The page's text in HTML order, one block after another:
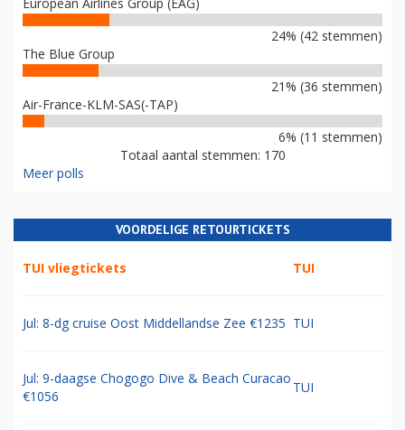
24% (42 stemmen)
The Blue Group
21% (36 stemmen)
Air-France-KLM-SAS(-TAP)
6% (11 stemmen)
Totaal aantal stemmen: 170
Meer polls
VOORDELIGE RETOURTICKETS
TUI vliegtickets TUI
Jul: 8-dg cruise Oost Middellandse Zee €1235 TUI
Jul: 9-daagse Chogogo Dive & Beach Curacao
€1056
TUI